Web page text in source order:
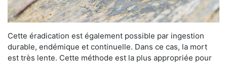
Cette éradication est également possible par ingestion
durable, endémique et continuelle. Dans ce cas, la mort
est très lente. Cette méthode est la plus appropriée pour